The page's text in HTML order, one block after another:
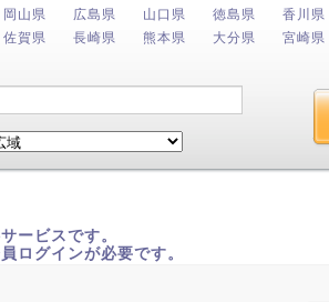
岡山県
広島県 山口県 徳島県
香川県
佐賀県
長崎県 熊本県 大分県 宮崎県
ービスです。
ログインが必要です。